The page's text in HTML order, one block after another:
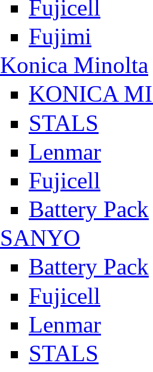
Fujicell
Fujimi
Konica Minolta
KONICA
STALS
Lenmar
Fujicell
Battery Pack
SANYO
Battery Pack
Fujicell
Lenmar
STALS